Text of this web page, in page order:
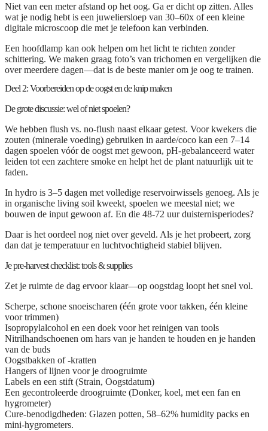
Niet van een meter afstand op het oog. Ga er dicht op zitten. Alles
wat je nodig hebt is een juweliersloep van 30–60x of een kleine
digitale microscoop die met je telefoon kan verbinden.
Een hoofdlamp kan ook helpen om het licht te richten zonder
schittering. We maken graag foto’s van trichomen en vergelijken die
over meerdere dagen—dat is de beste manier om je oog te trainen.
Deel 2: Voorbereiden op de oogst en de knip maken
De grote discussie: wel of niet spoelen?
We hebben flush vs. no-flush naast elkaar getest. Voor kwekers die
zouten (minerale voeding) gebruiken in aarde/coco kan een 7–14
dagen spoelen vóór de oogst met gewoon, pH-gebalanceerd water
leiden tot een zachtere smoke en helpt het de plant natuurlijk uit te
faden.
In hydro is 3–5 dagen met volledige reservoirwissels genoeg. Als je
in organische living soil kweekt, spoelen we meestal niet; we
bouwen de input gewoon af. En die 48-72 uur duisternisperiodes?
Daar is het oordeel nog niet over geveld. Als je het probeert, zorg
dan dat je temperatuur en luchtvochtigheid stabiel blijven.
Je pre-harvest checklist: tools & supplies
Zet je ruimte de dag ervoor klaar—op oogstdag loopt het snel vol.
Scherpe, schone snoeischaren (één grote voor takken, één kleine
voor trimmen)
Isopropylalcohol en een doek voor het reinigen van tools
Nitrilhandschoenen om hars van je handen te houden en je handen
van de buds
Oogstbakken of -kratten
Hangers of lijnen voor je droogruimte
Labels en een stift (Strain, Oogstdatum)
Een gecontroleerde droogruimte (Donker, koel, met een fan en
hygrometer)
Cure-benodigdheden: Glazen potten, 58–62% humidity packs en
mini-hygrometers.